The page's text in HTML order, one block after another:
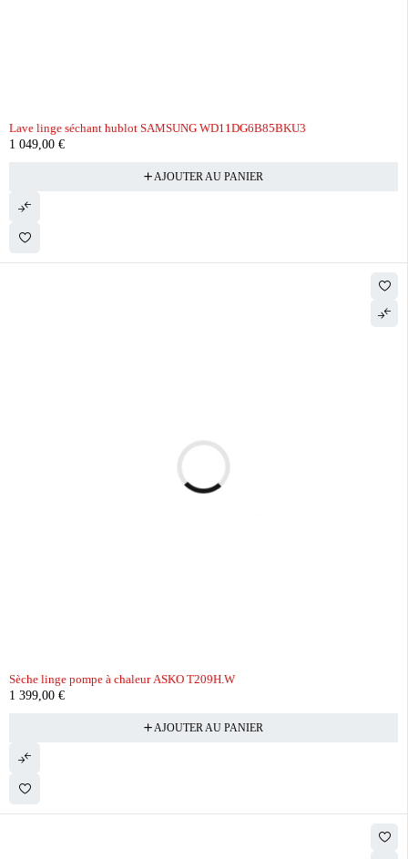
Lave linge séchant hublot SAMSUNG WD11DG6B85BKU3
1 049,00 €
AJOUTER AU PANIER
Sèche linge pompe à chaleur ASKO T209H.W
1 399,00 €
AJOUTER AU PANIER